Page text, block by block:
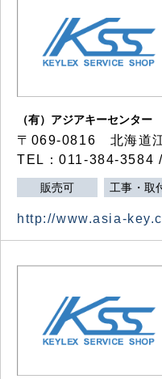
（有）アジアキーセンター
〒069-0816 北海道
TEL：011-384-3584
販売可 工事・取
http://www.asia-